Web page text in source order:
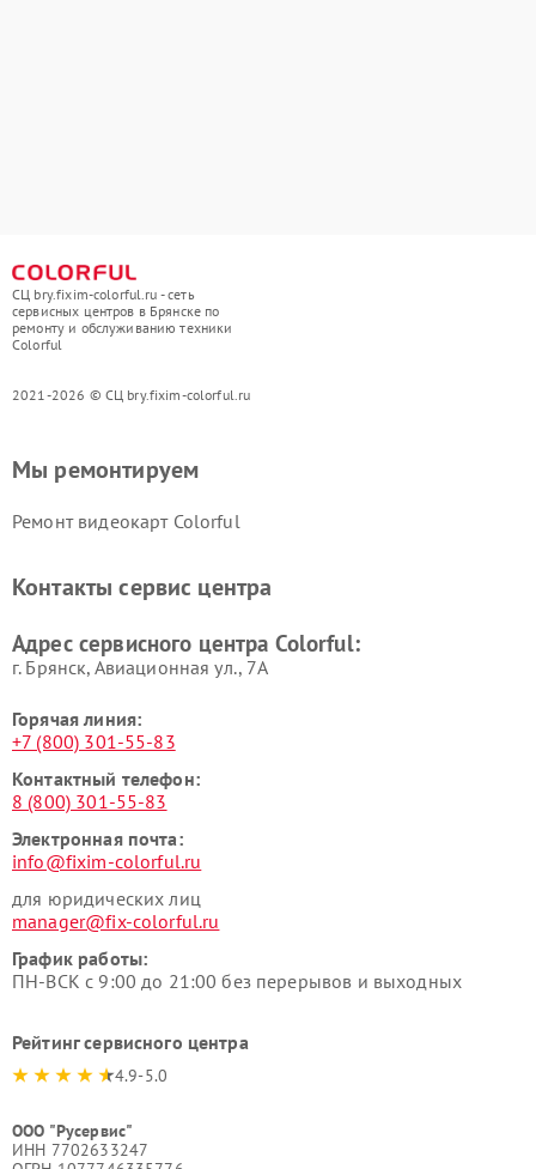
СЦ bry.fixim-colorful.ru - сеть
сервисных центров в Брянске по
ремонту и обслуживанию техники
Colorful
2021-2026 © СЦ bry.fixim-colorful.ru
Мы ремонтируем
Ремонт видеокарт Colorful
Контакты сервис центра
Адрес сервисного центра Colorful:
г. Брянск, Авиационная ул., 7А
Горячая линия:
+7 (800) 301-55-83
Контактный телефон:
8 (800) 301-55-83
Электронная почта:
info@fixim-colorful.ru
для юридических лиц
manager@fix-colorful.ru
График работы:
ПН-ВСК с 9:00 до 21:00 без перерывов и выходных
Рейтинг сервисного центра
4.9-5.0
ООО "Русервис"
ИНН 7702633247